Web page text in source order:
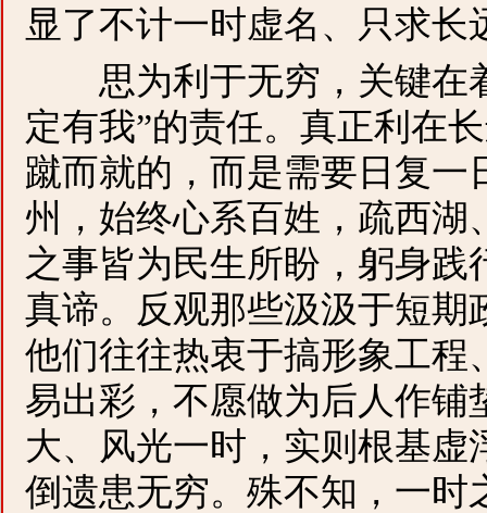
显了不计一时虚名、只求
思为利于无穷，关键在
定有我”的责任。真正利在
蹴而就的，而是需要日复
州，始终心系百姓，疏西
之事皆为民生所盼，躬身践
真谛。反观那些汲汲于短期
他们往往热衷于搞形象工程
易出彩，不愿做为后人作
大、风光一时，实则根基
倒遗患无穷。殊不知，一时